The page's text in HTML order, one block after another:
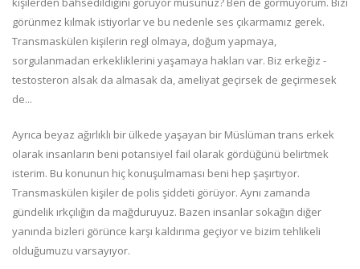
görünmez kılmak istiyorlar ve bu nedenle ses çıkarmamız gerek.
Transmaskülen kişilerin regl olmaya, doğum yapmaya,
sorgulanmadan erkekliklerini yaşamaya hakları var. Biz erkeğiz -
testosteron alsak da almasak da, ameliyat geçirsek de geçirmesek
de...
Ayrıca beyaz ağırlıklı bir ülkede yaşayan bir Müslüman trans erkek
olarak insanların beni potansiyel fail olarak gördüğünü belirtmek
isterim. Bu konunun hiç konuşulmaması beni hep şaşırtıyor.
Transmaskülen kişiler de polis şiddeti görüyor. Aynı zamanda
gündelik ırkçılığın da mağduruyuz. Bazen insanlar sokağın diğer
yanında bizleri görünce karşı kaldırıma geçiyor ve bizim tehlikeli
olduğumuzu varsayıyor.